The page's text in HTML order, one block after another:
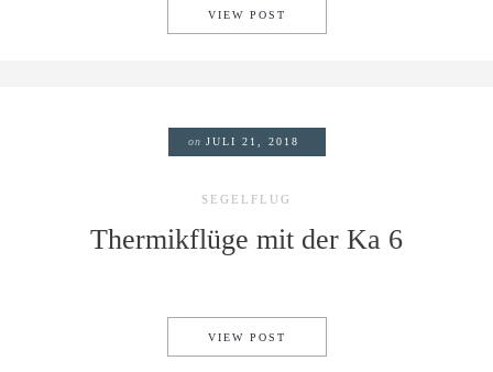
VIEW POST
on JULI 21, 2018
SEGELFLUG
Thermikflüge mit der Ka 6
VIEW POST